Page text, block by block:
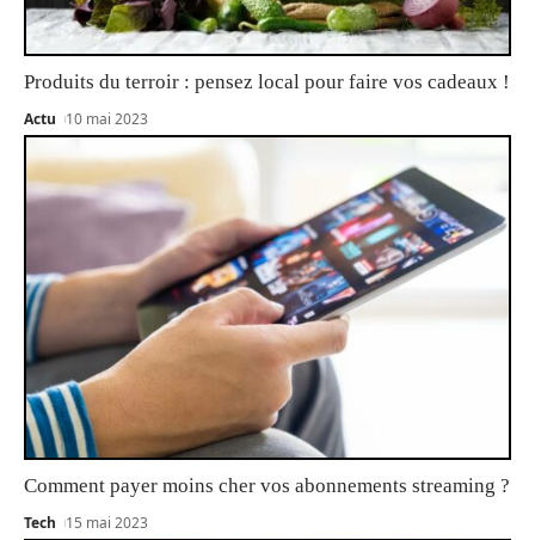
Produits du terroir : pensez local pour faire vos cadeaux !
Actu 10 mai 2023
Comment payer moins cher vos abonnements streaming ?
Tech 15 mai 2023